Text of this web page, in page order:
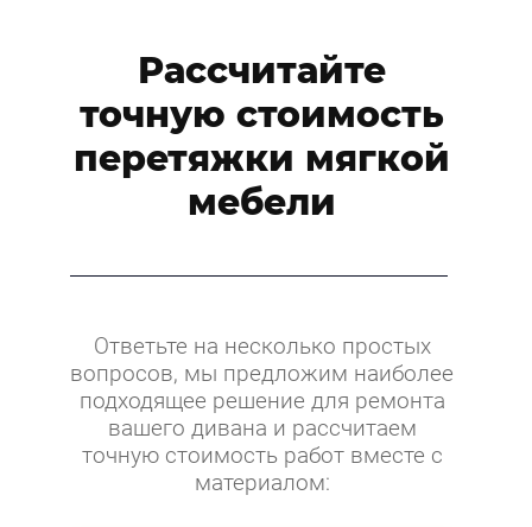
Рассчитайте
точную стоимость
перетяжки мягкой
мебели
Ответьте на несколько простых
вопросов, мы предложим наиболее
подходящее решение для ремонта
вашего дивана и рассчитаем
точную стоимость работ вместе с
материалом: